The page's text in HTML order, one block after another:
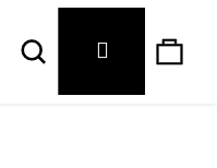
Hledat Přihlášení